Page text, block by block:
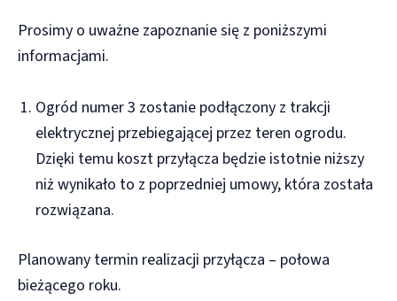
Prosimy o uważne zapoznanie się z poniższymi
informacjami.
Ogród numer 3 zostanie podłączony z trakcji
elektrycznej przebiegającej przez teren ogrodu.
Dzięki temu koszt przyłącza będzie istotnie niższy
niż wynikało to z poprzedniej umowy, która została
rozwiązana.
Planowany termin realizacji przyłącza – połowa
bieżącego roku.